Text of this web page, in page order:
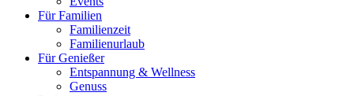
Für Familien
Familienzeit
Familienurlaub
Für Genießer
Entspannung & Wellness
Genuss